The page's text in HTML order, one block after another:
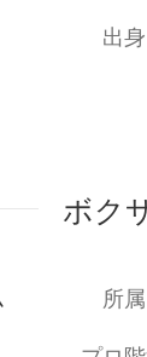
出身
ボク
所属